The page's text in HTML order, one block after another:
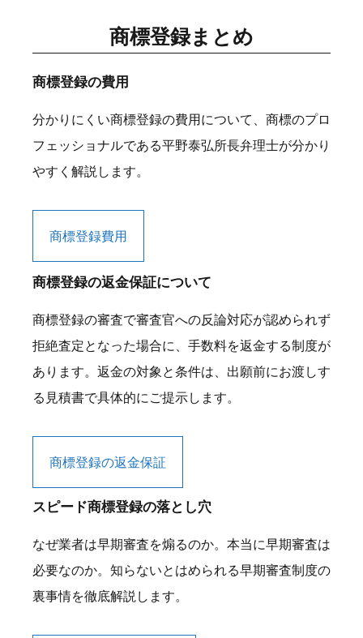
商標登録まとめ
商標登録の費用
分かりにくい商標登録の費用について、商標のプロ
フェッショナルである平野泰弘所長弁理士が分かり
やすく解説します。
商標登録費用
商標登録の返金保証について
商標登録の審査で審査官への反論対応が認められず
拒絶査定となった場合に、手数料を返金する制度が
あります。返金の対象と条件は、出願前にお渡しす
る見積書で具体的にご提示します。
商標登録の返金保証
スピード商標登録の落とし穴
なぜ業者は早期審査を煽るのか。本当に早期審査は
必要なのか。知らないとはめられる早期審査制度の
裏事情を徹底解説します。